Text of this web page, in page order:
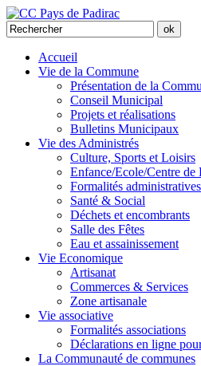
Accueil
Vie de la Commune
Présentation de la
Conseil Municipal
Projets et réalisations
Bulletins Municipaux
Vie des Administrés
Culture, Sports et Loisirs
Enfance/Ecole/Centre de
Formalités administratives
Santé & Social
Déchets et encombrants
Salle des Fêtes
Eau et assainissement
Vie Economique
Artisanat
Commerces & Services
Zone artisanale
Vie associative
Formalités associations
Déclarations en ligne
La Communauté de communes